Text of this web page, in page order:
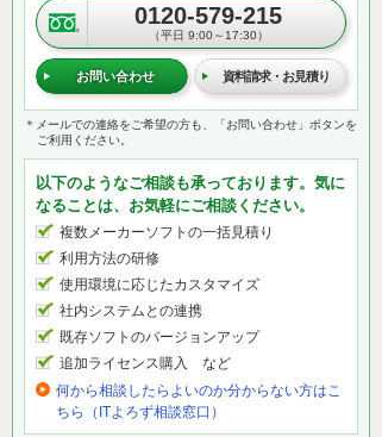
0120-579-215
（平日 9:00～17:30）
お問い合わせ 資料請求・お見積り
＊メールでの連絡をご希望の方も、「お問い合わせ」ボタンを
ご利用ください。
以下のようなご相談も承っております。気に
なることは、お気軽にご相談ください。
複数メーカーソフトの一括見積り
利用方法の研修
使用環境に応じたカスタマイズ
社内システムとの連携
既存ソフトのバージョンアップ
追加ライセンス購入 など
何から相談したらよいのか分からない方はこ
ちら（ITよろず相談窓口）